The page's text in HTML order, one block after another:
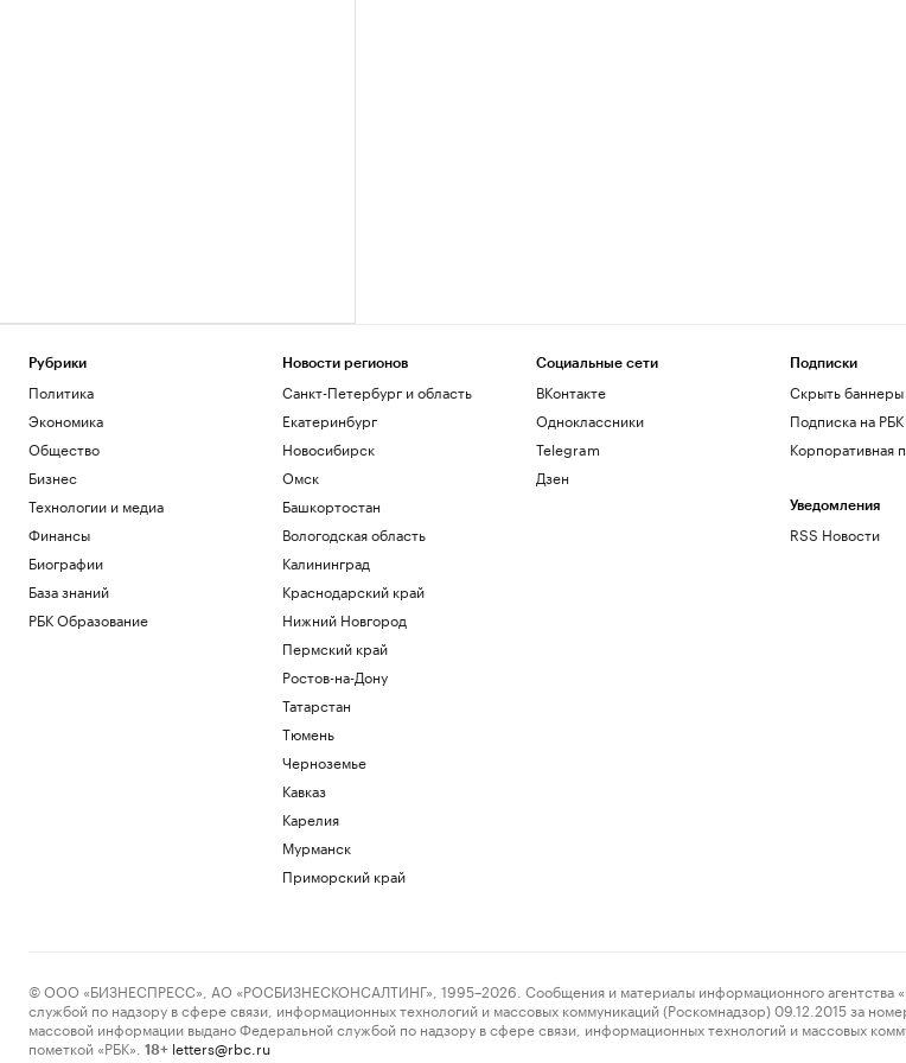
Рубрики
Политика
Экономика
Общество
Бизнес
Технологии и медиа
Финансы
Биографии
База знаний
РБК Образование
Новости регионов
Санкт-Петербург и область
Екатеринбург
Новосибирск
Омск
Башкортостан
Вологодская область
Калининград
Краснодарский край
Нижний Новгород
Пермский край
Ростов-на-Дону
Татарстан
Тюмень
Черноземье
Кавказ
Карелия
Мурманск
Приморский край
Социальные сети
ВКонтакте
Одноклассники
Telegram
Дзен
Подписки
Скрыть баннеры
Подписка на РБК
Корпоративная
Уведомления
RSS Новости
© ООО «БИЗНЕСПРЕСС», АО «РОСБИЗНЕСКОНСАЛТИНГ», 1995–2026. Сообщения и материалы информационного агентства
службой по надзору в сфере связи, информационных технологий и массовых коммуникаций (Роскомнадзор) 09.12.2015 за
массовой информации выдано Федеральной службой по надзору в сфере связи, информационных технологий и массовых
пометкой «РБК».
18+ letters@rbc.ru